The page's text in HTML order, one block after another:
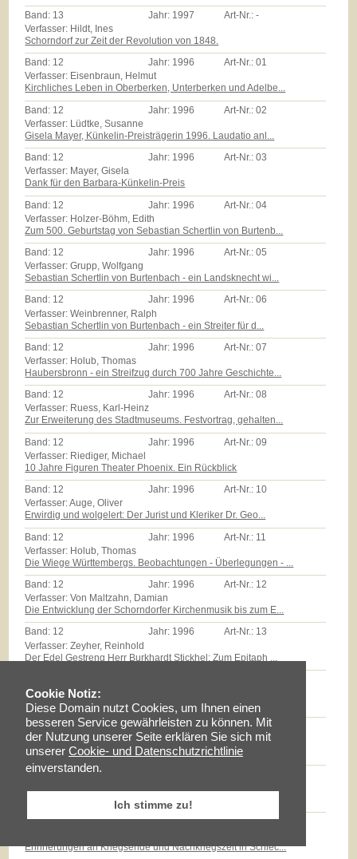
Cookie Notiz:
Diese Domain nutzt Cookies, um Ihnen einen
besseren Service gewährleisten zu können. Mit
der Nutzung unserer Seite erklären Sie sich mit
unserer Cookie- und Datenschutzrichtlinie
einverstanden.
Ich stimme zu!
Band: 13 Jahr: 1997 Art-Nr.:-
Verfasser: Hildt, Ines
Schorndorf zur Zeit der Revolution von 1848.
Band: 12 Jahr: 1996 Art-Nr.:01
Verfasser: Eisenbraun, Helmut
Kirchliches Leben in Oberberken, Unterberken und Adelbe...
Band: 12 Jahr: 1996 Art-Nr.:02
Verfasser: Lüdtke, Susanne
Gisela Mayer, Künkelin-Preisträgerin 1996. Laudatio anl...
Band: 12 Jahr: 1996 Art-Nr.:03
Verfasser: Mayer, Gisela
Dank für den Barbara-Künkelin-Preis
Band: 12 Jahr: 1996 Art-Nr.:04
Verfasser: Holzer-Böhm, Edith
Zum 500. Geburtstag von Sebastian Schertlin von Burtenb...
Band: 12 Jahr: 1996 Art-Nr.:05
Verfasser: Grupp, Wolfgang
Sebastian Schertlin von Burtenbach - ein Landsknecht wi...
Band: 12 Jahr: 1996 Art-Nr.:06
Verfasser: Weinbrenner, Ralph
Sebastian Schertlin von Burtenbach - ein Streiter für d...
Band: 12 Jahr: 1996 Art-Nr.:07
Verfasser: Holub, Thomas
Haubersbronn - ein Streifzug durch 700 Jahre Geschichte...
Band: 12 Jahr: 1996 Art-Nr.:08
Verfasser: Ruess, Karl-Heinz
Zur Erweiterung des Stadtmuseums. Festvortrag, gehalten...
Band: 12 Jahr: 1996 Art-Nr.:09
Verfasser: Riediger, Michael
10 Jahre Figuren Theater Phoenix. Ein Rückblick
Band: 12 Jahr: 1996 Art-Nr.: 10
Verfasser: Auge, Oliver
Erwirdig und wolgelert: Der Jurist und Kleriker Dr. Geo...
Band: 12 Jahr: 1996 Art-Nr.: 11
Verfasser: Holub, Thomas
Die Wiege Württembergs. Beobachtungen - Überlegungen - ...
Band: 12 Jahr: 1996 Art-Nr.: 12
Verfasser: Von Maltzahn, Damian
Die Entwicklung der Schorndorfer Kirchenmusik bis zum E...
Band: 12 Jahr: 1996 Art-Nr.: 13
Verfasser: Zeyher, Reinhold
Der Edel Gestreng Herr Burkhardt Stickhel: Zum Epitaph ...
Verfasser: Zollmann, Günther
Massenarmut und landwirtschaftliche Reformen auf dem Sc...
Band:12 Jahr:1996 Art-Nr.: 15
Verfasser: Milz, Thomas
Götz E.Hübner - ein experimenteller Geschichtspraktiker...
Band:12
Band:12 Jahr:1996 Art-Nr.:17
Erinnerungen an Kriegsende und Nachkriegszeit in Schlec...